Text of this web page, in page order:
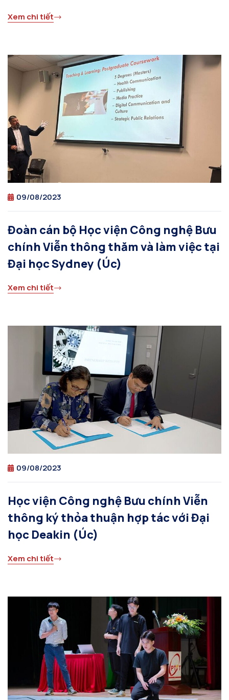
Xem chi tiết
09/08/2023
Đoàn cán bộ Học viện Công nghệ Bưu
chính Viễn thông thăm và làm việc tại
Đại học Sydney (Úc)
Xem chi tiết
09/08/2023
Học viện Công nghệ Bưu chính Viễn
thông ký thỏa thuận hợp tác với Đại
học Deakin (Úc)
Xem chi tiết